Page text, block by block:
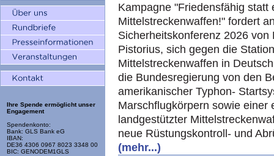
Ihre Spende ermöglicht unser
Engagement
Spendenkonto:
Bank: GLS Bank eG
IBAN:
DE36 4306 0967 8023 3348 00
BIC: GENODEM1GLS
Kampagne "Friedensfähig
Mittelstreckenwaffen!" fordert
Sicherheitskonferenz 2026
Pistorius, sich gegen die
Mittelstreckenwaffen in
die Bundesregierung von den
amerikanischer Typhon-
Marschflugkörpern sowie einer
landgestützter
neue Rüstungskontroll- und
(mehr...)